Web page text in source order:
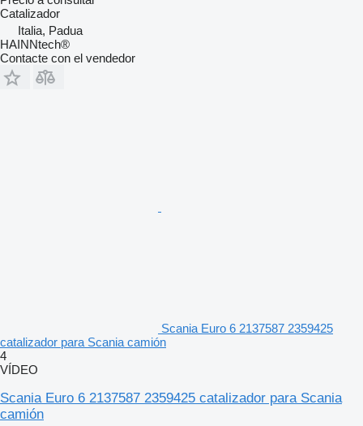
Catalizador
Italia, Padua
HAINNtech®
Contacte con el vendedor
Scania Euro 6 2137587 2359425
catalizador para Scania camión
4
VÍDEO
Scania Euro 6 2137587 2359425 catalizador para Scania
camión